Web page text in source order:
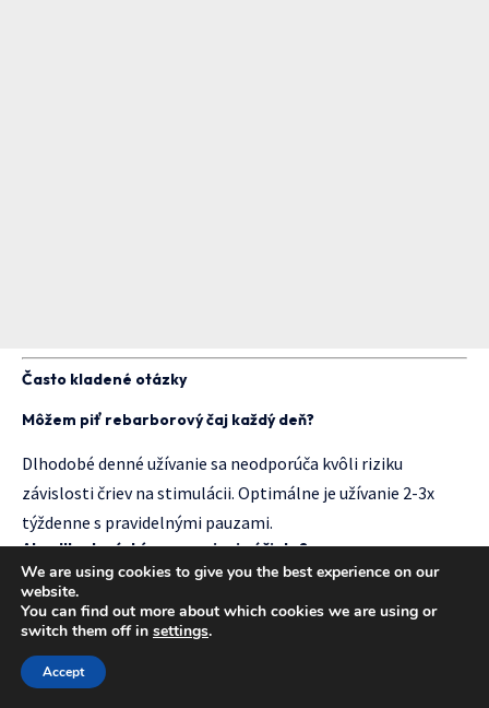
Často kladené otázky
Môžem piť rebarborový čaj každý deň?
Dlhodobé denné užívanie sa neodporúča kvôli riziku
závislosti čriev na stimulácii. Optimálne je užívanie 2-3x
týždenne s pravidelnými pauzami.
Ako dlho trvá, kým sa prejavia účinky?
Prvé účinky sa môžu dostaviť už po 6-12 hodinách po vypití
čaju. Plný účinok sa rozvíja postupne počas 24-48 hodín.
Pred kombinovaním s liekmi sa vždy poraďte s lekárom
We are using cookies to give you the best experience on our
website.
You can find out more about which cookies we are using or
switch them off in settings.
Accept